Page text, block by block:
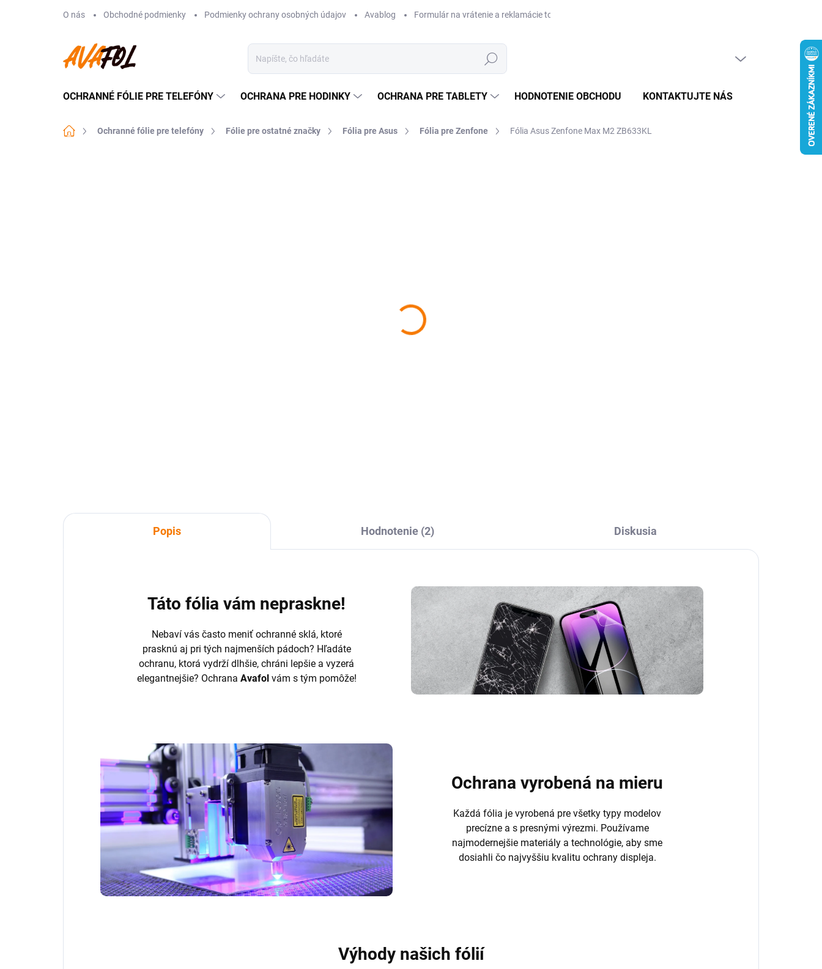
O nás Obchodné podmienky Podmienky ochrany osobných údajov Avablog Formulár na vrátenie a reklamácie tovaru
Hľadať
OCHRANNÉ FÓLIE PRE TELEFÓNY OCHRANA PRE HODINKY OCHRANA PRE TABLETY HODNOTENIE OBCHODU KONTAKTUJTE NÁS
DomovOchranné fólie pre telefóny Fólie pre ostatné značky Fólia pre Asus Fólia pre Zenfone Fólia Asus Zenfone Max M2 ZB633KL
Popis Hodnotenie (2) Diskusia
Táto fólia vám nepraskne!
Nebaví vás často meniť ochranné sklá, ktoré
prasknú aj pri tých najmenších pádoch? Hľadáte
ochranu, ktorá vydrží dlhšie, chráni lepšie a vyzerá
elegantnejšie? Ochrana Avafol vám s tým pomôže!
Ochrana vyrobená na mieru
Každá fólia je vyrobená pre všetky typy modelov
precízne a s presnými výrezmi. Používame
najmodernejšie materiály a technológie, aby sme
dosiahli čo najvyššiu kvalitu ochrany displeja.
Výhody našich fólií